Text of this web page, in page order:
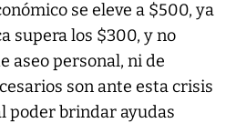
se eleve a $500, ya
supera los $300, y no
aseo personal, ni de
son ante esta crisis
poder brindar ayudas